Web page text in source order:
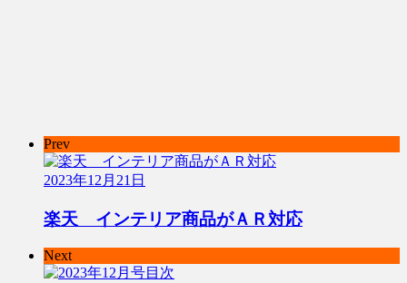
Prev
2023年12月21日
楽天 インテリア商品がＡＲ対応
Next